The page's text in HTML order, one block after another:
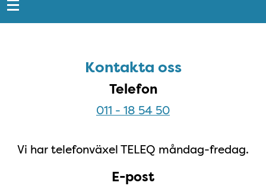
Kontakta oss
Telefon
011 - 18 54 50
Vi har telefonväxel TELEQ måndag-fredag.
E-post